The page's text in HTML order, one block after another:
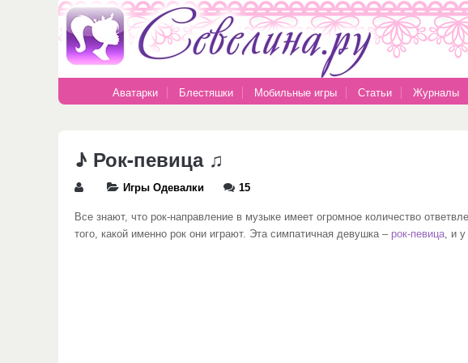
Аватарки Блестяшки Мобильные игры Статьи Журналы
♪ Рок-певица ♫
Игры Одевалки 15
Все знают, что рок-направление в музыке имеет огромное количество
того, какой именно рок они играют. Эта симпатичная девушка – рок-певица, и у